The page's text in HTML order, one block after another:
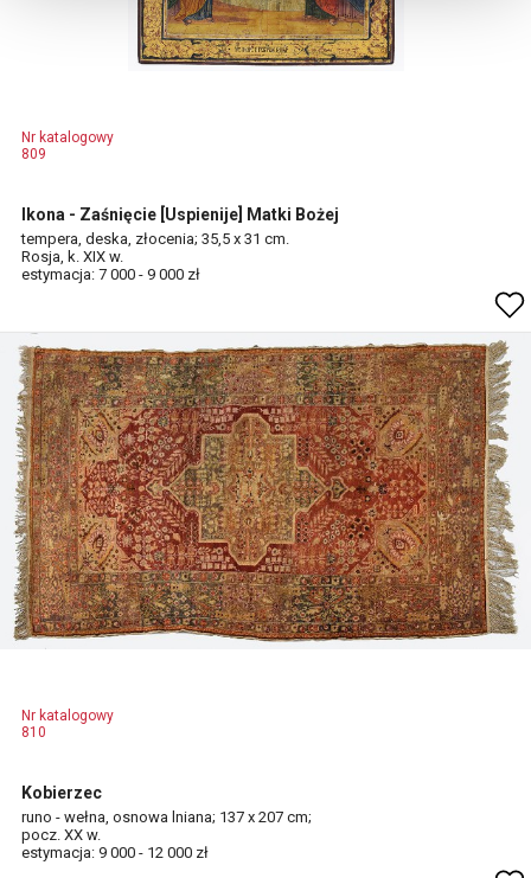
Nr katalogowy
809
Ikona - Zaśnięcie [Uspienije] Matki Bożej
tempera, deska, złocenia; 35,5 x 31 cm.
Rosja, k. XIX w.
estymacja: 7 000 - 9 000 zł
Nr katalogowy
810
Kobierzec
runo - wełna, osnowa lniana; 137 x 207 cm;
pocz. XX w.
estymacja: 9 000 - 12 000 zł